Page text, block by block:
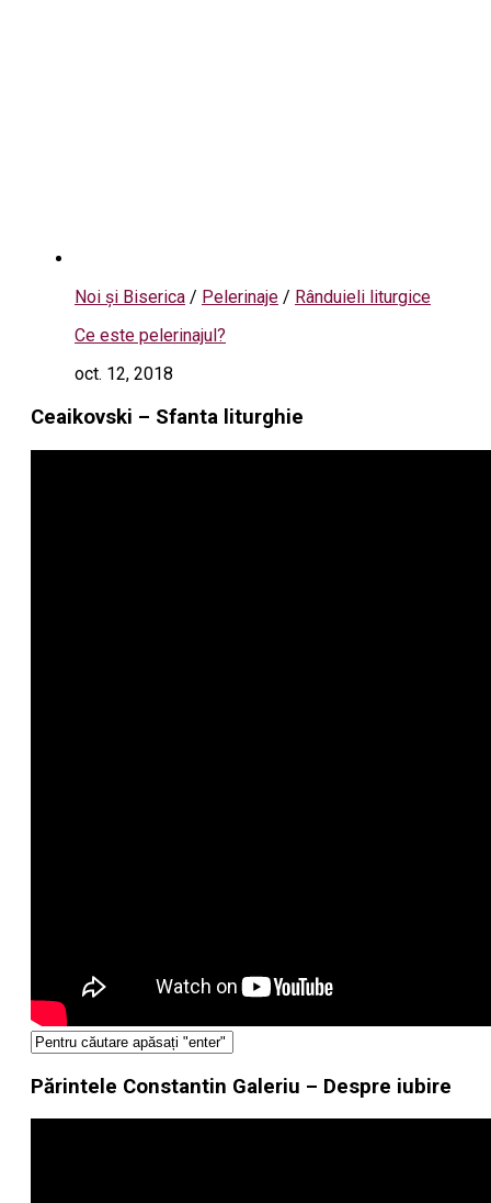
Noi și Biserica / Pelerinaje / Rânduieli liturgice
Ce este pelerinajul?
oct. 12, 2018
Ceaikovski – Sfanta liturghie
Părintele Constantin Galeriu – Despre iubire